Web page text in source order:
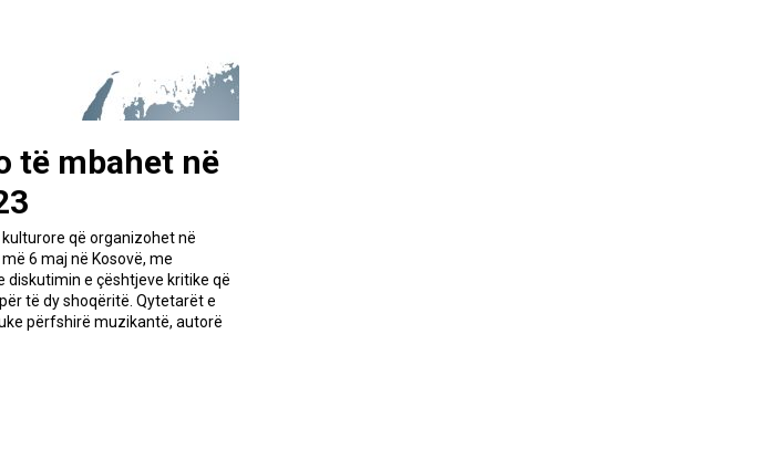
të mbahet në
kulturore që organizohet në
6 maj në Kosovë, me
diskutimin e çështjeve kritike që
të dy shoqëritë. Qytetarët e
përfshirë muzikantë, autorë